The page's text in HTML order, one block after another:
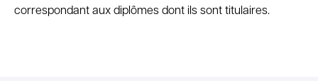
correspondant aux diplômes dont ils sont titulaires.